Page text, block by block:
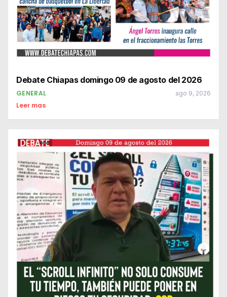
Debate Chiapas domingo 09 de agosto del 2026
GENERAL ago 9, 2026
Leer mas